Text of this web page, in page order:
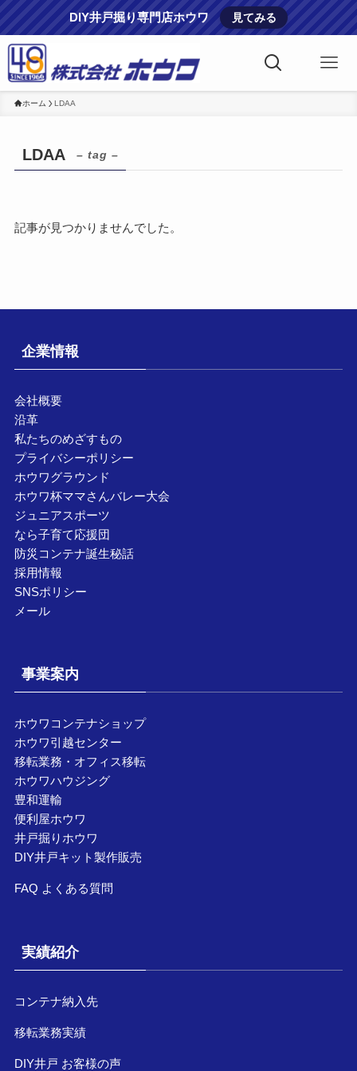
DIY井戸掘り専門店ホウワ 見てみる
ホーム LDAA
LDAA – tag –
記事が見つかりませんでした。
企業情報
会社概要
沿革
私たちのめざすもの
プライバシーポリシー
ホウワグラウンド
ホウワ杯ママさんバレー大会
ジュニアスポーツ
なら子育て応援団
防災コンテナ誕生秘話
採用情報
SNSポリシー
メール
事業案内
ホウワコンテナショップ
ホウワ引越センター
移転業務・オフィス移転
ホウワハウジング
豊和運輸
便利屋ホウワ
井戸掘りホウワ
DIY井戸キット製作販売
FAQ よくある質問
実績紹介
コンテナ納入先
移転業務実績
DIY井戸 お客様の声